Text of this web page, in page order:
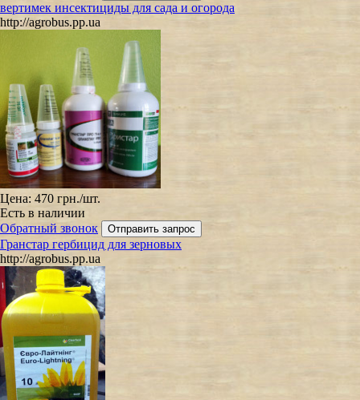
вертимек инсектициды для сада и огорода
http://agrobus.pp.ua
Цена: 470 грн./шт.
Есть в наличии
Обратный звонок
Гранстар гербицид для зерновых
http://agrobus.pp.ua